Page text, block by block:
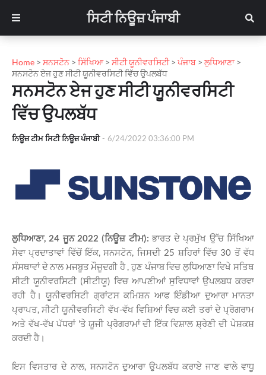
ਸਿਟੀ ਨਿਊਜ਼ ਪੰਜਾਬੀ
Home > ਸਨਸਟੋਨ > ਸਿੱਖਿਆ> ਸੀਟੀ ਯੂਨੀਵਰਸਿਟੀ> ਪੰਜਾਬ >ਲੁਧਿਆਣਾ>
ਸਨਸਟੋਨ ਏਜ ਹੁਣ ਸੀਟੀ ਯੂਨੀਵਰਸਿਟੀ ਵਿੱਚ ਉਪਲਬੱਧ
ਸਨਸਟੋਨ ਏਜ ਹੁਣ ਸੀਟੀ ਯੂਨੀਵਰਸਿਟੀ
ਵਿੱਚ ਉਪਲਬੱਧ
ਨਿਊਜ਼ ਟੀਮ ਸਿਟੀ ਨਿਊਜ਼ ਪੰਜਾਬੀ - 6/24/2022 03:36:00 PM
ਲੁਧਿਆਣਾ, 24 ਜੂਨ 2022 (ਨਿਊਜ਼ ਟੀਮ): ਭਾਰਤ ਦੇ ਪ੍ਰਮੁੱਖ ਉੱਚ ਸਿੱਖਿਆ
ਸੇਵਾ ਪ੍ਰਦਾਤਾਵਾਂ ਵਿੱਚੋਂ ਇੱਕ, ਸਨਸਟੋਨ, ਜਿਸਦੀ 25 ਸ਼ਹਿਰਾਂ ਵਿੱਚ 30 ਤੋਂ ਵੱਧ
ਸੰਸਥਾਵਾਂ ਦੇ ਨਾਲ ਮਜਬੂਤ ਮੌਜੂਦਗੀ ਹੈ , ਹੁਣ ਪੰਜਾਬ ਵਿਚ ਲੁਧਿਆਣਾ ਵਿਖੇ ਸਤਿਥ
ਸੀਟੀ ਯੂਨੀਵਰਸਿਟੀ (ਸੀਟੀਯੂ) ਵਿਚ ਆਪਣੀਆਂ ਸੁਵਿਧਾਵਾਂ ਉਪਲਬਧ ਕਰਵਾ
ਰਹੀ ਹੈ। ਯੂਨੀਵਰਸਿਟੀ ਗ੍ਰਾਂਟਸ ਕਮਿਸ਼ਨ ਆਫ ਇੰਡੀਆ ਦੁਆਰਾ ਮਾਨਤਾ
ਪ੍ਰਾਪਤ, ਸੀਟੀ ਯੂਨੀਵਰਸਿਟੀ ਵੱਖ-ਵੱਖ ਵਿਸ਼ਿਆਂ ਵਿਚ ਕਈ ਤਰਾਂ ਦੇ ਪ੍ਰੋਗਰਾਮ
ਅਤੇ ਵੱਖ-ਵੱਖ ਪੱਧਰਾਂ 'ਤੇ ਯੂਜੀ ਪ੍ਰੋਗਰਾਮਾਂ ਦੀ ਇੱਕ ਵਿਸ਼ਾਲ ਸ਼੍ਰੇਣੀ ਦੀ ਪੇਸ਼ਕਸ਼
ਕਰਦੀ ਹੈ।
ਇਸ ਵਿਸਤਾਰ ਦੇ ਨਾਲ, ਸਨਸਟੋਨ ਦੁਆਰਾ ਉਪਲਬੱਧ ਕਰਾਏ ਜਾਣ ਵਾਲੇ ਵਾਧੂ